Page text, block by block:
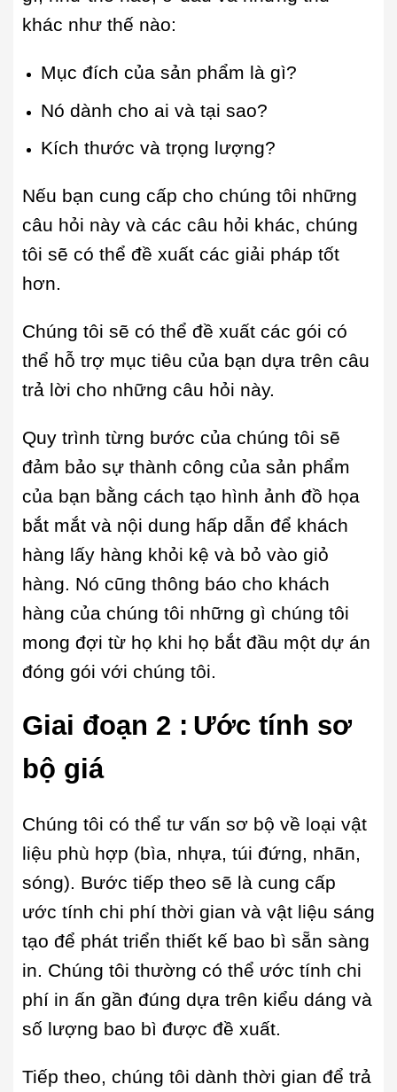
khác như thế nào:
Mục đích của sản phẩm là gì?
Nó dành cho ai và tại sao?
Kích thước và trọng lượng?
Nếu bạn cung cấp cho chúng tôi những
câu hỏi này và các câu hỏi khác, chúng
tôi sẽ có thể đề xuất các giải pháp tốt
hơn.
Chúng tôi sẽ có thể đề xuất các gói có
thể hỗ trợ mục tiêu của bạn dựa trên câu
trả lời cho những câu hỏi này.
Quy trình từng bước của chúng tôi sẽ
đảm bảo sự thành công của sản phẩm
của bạn bằng cách tạo hình ảnh đồ họa
bắt mắt và nội dung hấp dẫn để khách
hàng lấy hàng khỏi kệ và bỏ vào giỏ
hàng. Nó cũng thông báo cho khách
hàng của chúng tôi những gì chúng tôi
mong đợi từ họ khi họ bắt đầu một dự án
đóng gói với chúng tôi.
Giai đoạn 2 : Ước tính sơ
bộ giá
Chúng tôi có thể tư vấn sơ bộ về loại vật
liệu phù hợp (bìa, nhựa, túi đứng, nhãn,
sóng). Bước tiếp theo sẽ là cung cấp
ước tính chi phí thời gian và vật liệu sáng
tạo để phát triển thiết kế bao bì sẵn sàng
in. Chúng tôi thường có thể ước tính chi
phí in ấn gần đúng dựa trên kiểu dáng và
số lượng bao bì được đề xuất.
Tiếp theo, chúng tôi dành thời gian để trả